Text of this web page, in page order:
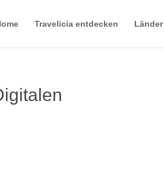
Travelicia entdecken Länder